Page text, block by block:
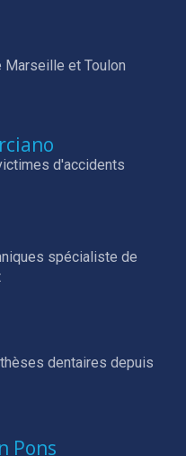
et Toulon
d'accidents
spécialiste de
dentaires depuis
Pons